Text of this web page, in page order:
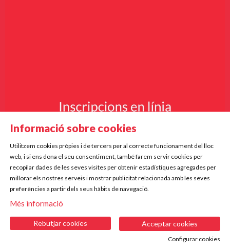
Informació sobre cookies
Utilitzem cookies pròpies i de tercers per al correcte funcionament del lloc
web, i si ens dona el seu consentiment, també farem servir cookies per
recopilar dades de les seves visites per obtenir estadístiques agregades per
millorar els nostres serveis i mostrar publicitat relacionada amb les seves
preferències a partir dels seus hàbits de navegació.
Més informació
Acceptar cookies
Rebutjar cookies
Configurar cookies